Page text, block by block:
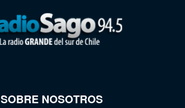
SOBRE NOSOTROS